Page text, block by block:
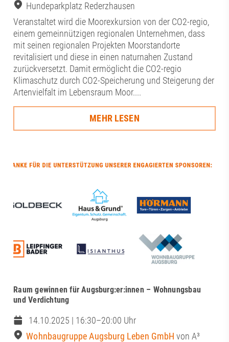
Hundeparkplatz Rederzhausen
Veranstaltet wird die Moorexkursion von der CO2-regio,
einem gemeinnützigen regionalen Unternehmen, dass
mit seinen regionalen Projekten Moorstandorte
revitalisiert und diese in einen naturnahen Zustand
zurückversetzt. Damit ermöglicht die CO2-regio
Klimaschutz durch CO2-Speicherung und Steigerung der
Artenvielfalt im Lebensraum Moor....
MEHR LESEN
Raum gewinnen für Augsburg:er:innen – Wohnungsbau
und Verdichtung
14.10.2025 | 16:30–20:00 Uhr
Wohnbaugruppe Augsburg Leben GmbH von A³